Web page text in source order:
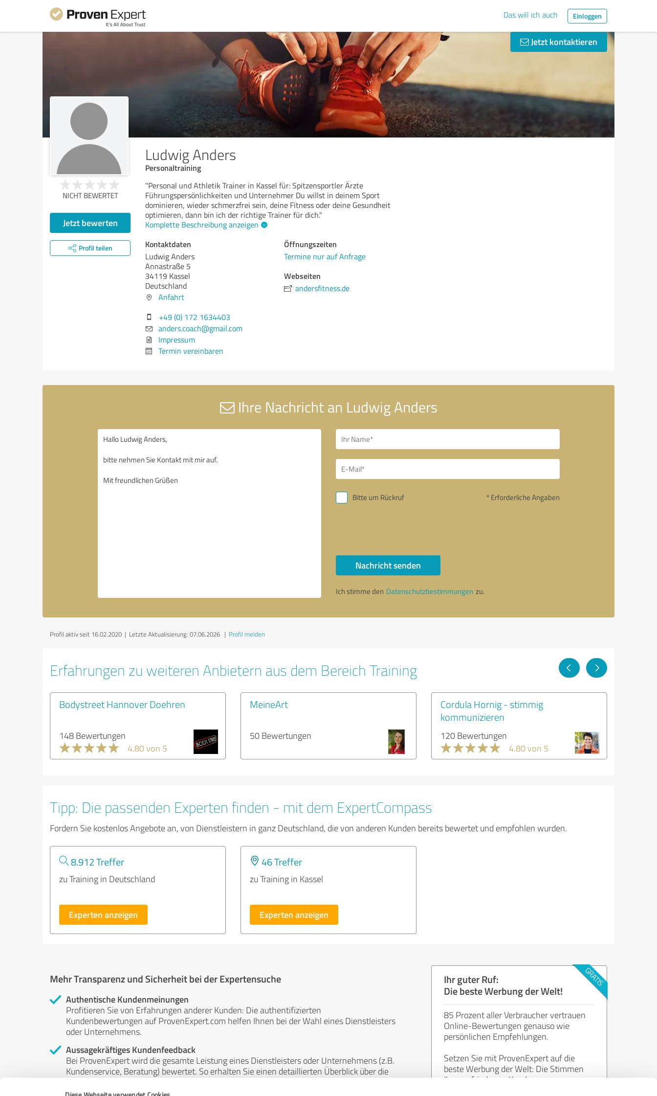
Das will ich auch Einloggen
Jetzt kontaktieren
Ludwig Anders
Personaltraining
NICHT BEWERTET
Jetzt bewerten
Profil teilen
"Personal und Athletik Trainer in Kassel für: Spitzensportler Ärzte
Führungspersönlichkeiten und Unternehmer Du willst in deinem Sport
dominieren, wieder schmerzfrei sein, deine Fitness oder deine Gesundheit
optimieren, dann bin ich der richtige Trainer für dich."
Komplette Beschreibung anzeigen
Kontaktdaten
Ludwig Anders
Annastraße 5
34119 Kassel
Deutschland
Anfahrt
+49 (0) 172 1634403
anders.coach@gmail.com
Impressum
Termin vereinbaren
Öffnungszeiten
Termine nur auf Anfrage
Webseiten
andersfitness.de
Ihre Nachricht an Ludwig Anders
Bitte um Rückruf * Erforderliche Angaben
Nachricht senden
Ich stimme den Datenschutzbestimmungen zu.
Profil aktiv seit 16.02.2020 | Letzte Aktualisierung: 07.06.2026 | Profil melden
Erfahrungen zu weiteren Anbietern aus dem Bereich Training
Bodystreet Hannover Doehren
148 Bewertungen
4.80 von 5
MeineArt
50 Bewertungen
Cordula Hornig - stimmig
kommunizieren
120 Bewertungen
4.80 von 5
Tipp: Die passenden Experten finden - mit dem ExpertCompass
Fordern Sie kostenlos Angebote an, von Dienstleistern in ganz Deutschland, die von anderen Kunden bereits bewertet und empfohlen wurden.
8.912 Treffer
zu Training in Deutschland
Experten anzeigen
46 Treffer
zu Training in Kassel
Experten anzeigen
Mehr Transparenz und Sicherheit bei der Expertensuche
Authentische Kundenmeinungen
Profitieren Sie von Erfahrungen anderer Kunden: Die authentifizierten
Kundenbewertungen auf ProvenExpert.com helfen Ihnen bei der Wahl eines Dienstleisters
oder Unternehmens.
Aussagekräftiges Kundenfeedback
Bei ProvenExpert wird die gesamte Leistung eines Dienstleisters oder Unternehmens (z.B.
Kundenservice, Beratung) bewertet. So erhalten Sie einen detaillierten Überblick über die
Ihr guter Ruf:
Die beste Werbung der Welt!
85 Prozent aller Verbraucher vertrauen
Online-Bewertungen genauso wie
persönlichen Empfehlungen.
Setzen Sie mit ProvenExpert auf die
beste Werbung der Welt: Die Stimmen
Ihrer zufriedenen Kunden.